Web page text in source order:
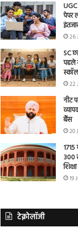
पेपर
26
SC
पहले
22
नीट
बैंस
20
300
शिक्षा
19
टेक्नोलॉजी